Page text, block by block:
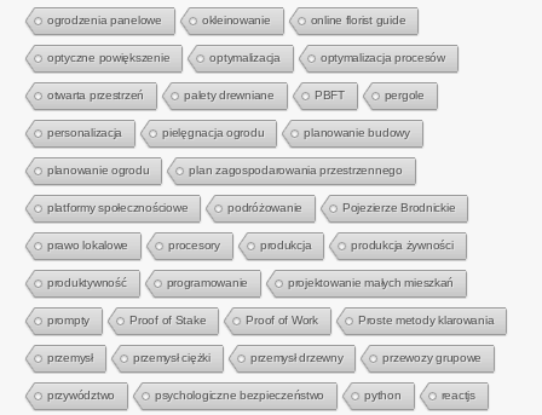
ogrodzenia panelowe okleinowanie online florist guide
optyczne powiększenie optymalizacja optymalizacja procesów
otwarta przestrzeń palety drewniane PBFT pergole
personalizacja pielęgnacja ogrodu planowanie budowy
planowanie ogrodu plan zagospodarowania przestrzennego
platformy społecznościowe podróżowanie Pojezierze Brodnickie
prawo lokalowe procesory produkcja produkcja żywności
produktywność programowanie projektowanie małych mieszkań
prompty Proof of Stake Proof of Work Proste metody klarowania
przemysł przemysł ciężki przemysł drzewny przewozy grupowe
przywództwo psychologiczne bezpieczeństwo python reactjs